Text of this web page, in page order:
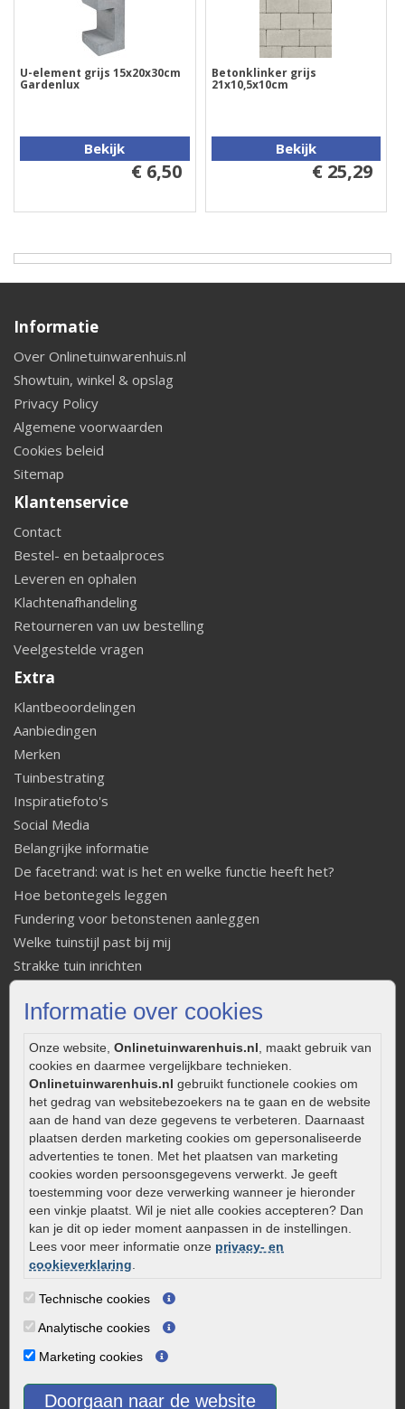
Informatie over cookies
Onze website, Onlinetuinwarenhuis.nl , maakt gebruik van
cookies en daarmee vergelijkbare technieken.
Onlinetuinwarenhuis.nl gebruikt functionele cookies om
het gedrag van websitebezoekers na te gaan en de website
aan de hand van deze gegevens te verbeteren. Daarnaast
plaatsen derden marketing cookies om gepersonaliseerde
advertenties te tonen. Met het plaatsen van marketing
cookies worden persoonsgegevens verwerkt. Je geeft
toestemming voor deze verwerking wanneer je hieronder
een vinkje plaatst. Wil je niet alle cookies accepteren? Dan
kan je dit op ieder moment aanpassen in de instellingen.
Lees voor meer informatie onze privacy- en
cookieverklaring
Technische cookies
Analytische cookies
Marketing cookies
Doorgaan naar de website
U-element grijs 15x20x30cm
Gardenlux
Bekijk
€ 6,50
Betonklinker grijs
21x10,5x10cm
Bekijk
€ 25,29
Informatie
Over Onlinetuinwarenhuis.nl
Showtuin, winkel & opslag
Privacy Policy
Algemene voorwaarden
Cookies beleid
Sitemap
Klantenservice
Contact
Bestel- en betaalproces
Leveren en ophalen
Klachtenafhandeling
Retourneren van uw bestelling
Veelgestelde vragen
Extra
Klantbeoordelingen
Aanbiedingen
Merken
Tuinbestrating
Inspiratiefoto's
Social Media
Belangrijke informatie
De facetrand: wat is het en welke functie heeft het?
Hoe betontegels leggen
Fundering voor betonstenen aanleggen
Welke tuinstijl past bij mij
Strakke tuin inrichten
Onderhoud van gebakken bestrating
Zelf een terras aanleggen
Kleine stadstuin inrichten
0320 – 219170
Kaapstanderweg 41
8243 RB Lelystad
info@onlinetuinwarenhuis.nl
Routebeschrijving
Openingstijden
Maandag
Dinsdag
Woensdag
Donderdag
Vrijdag
Zaterdag
08:00 - 15.00